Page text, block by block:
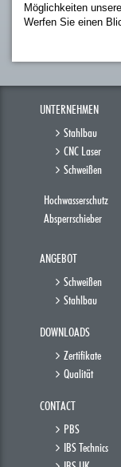
Möglichkeiten
Werfen Sie einen
UNTERNEHMEN
Stahlbau
CNC Laser
Schweißen
Hochwasserschutz
Absperrschieber
ANGEBOT
Schweißen
Stahlbau
DOWNLOADS
Zertifikate
Qualität
CONTACT
PBS
IBS Technics
IBS UK